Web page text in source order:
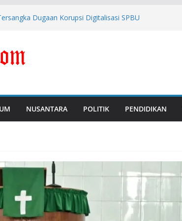
Dugaan Korupsi Digitalisasi SPBU
Polda Banten Naikkan Perkara ke Tahap
Febrie Adriansyah Diborgol dan Berompi
NUSANTARA POLITIK PENDIDIKAN